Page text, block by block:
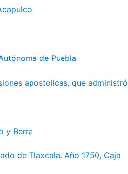
de Puebla
apostolicas, que administró
y Berra
de Tlaxcala. Año 1750, Caja